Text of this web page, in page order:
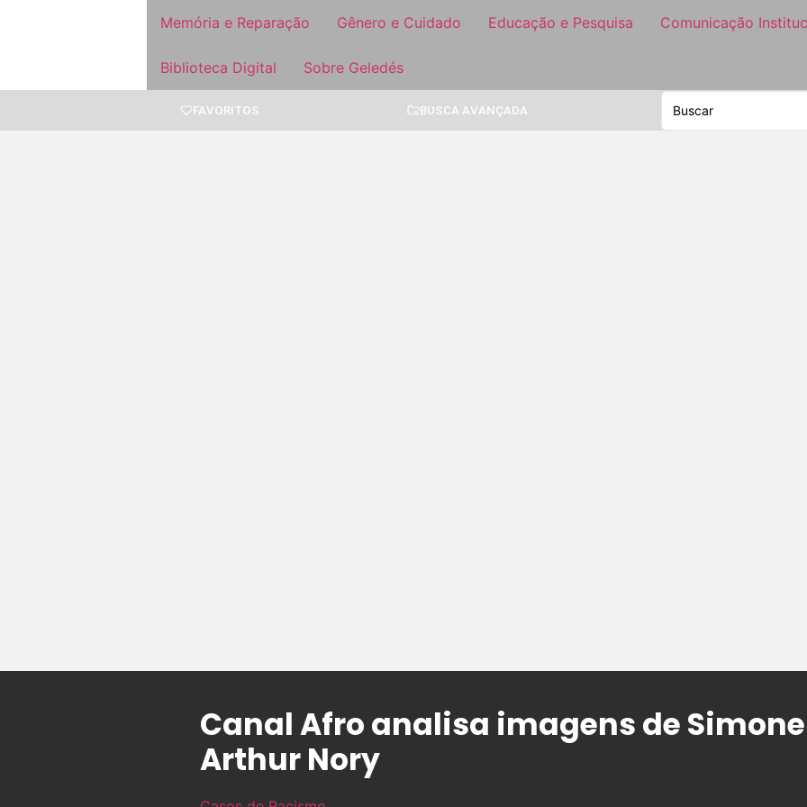
Memória e Reparação Gênero e Cuidado Educação e Pesquisa Comunicação
Biblioteca Digital Sobre Geledés
FAVORITOS BUSCA AVANÇADA
Canal Afro analisa imagens de Simone
Arthur Nory